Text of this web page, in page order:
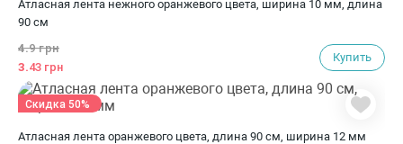
Атласная лента нежного оранжевого цвета, ширина 10 мм, длина
90 см
4.9 грн
3.43 грн
Купить
Атласная лента оранжевого цвета, длина 90 см, ширина 12 мм
Скидка 50%